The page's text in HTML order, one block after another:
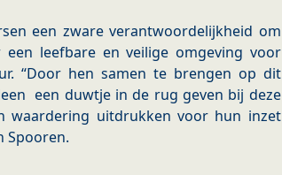
een zware verantwoordelijkheid om
leefbare en veilige omgeving voor
“Door hen samen te brengen op dit
een duwtje in de rug geven bij deze
waardering uitdrukken voor hun inzet
Spooren.